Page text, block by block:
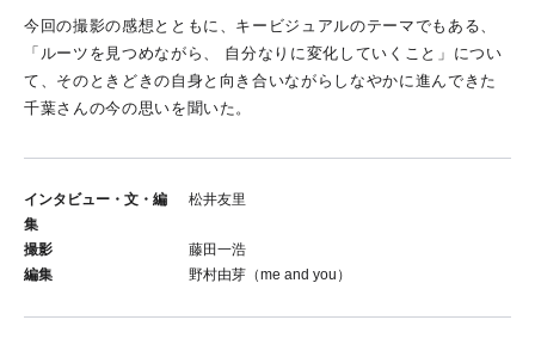
今回の撮影の感想とともに、キービジュアルのテーマでもある、
「ルーツを見つめながら、 自分なりに変化していくこと」につい
て、そのときどきの自身と向き合いながらしなやかに進んできた
千葉さんの今の思いを聞いた。
インタビュー・文・編
集
松井友里
撮影
藤田一浩
編集
野村由芽（me and you）